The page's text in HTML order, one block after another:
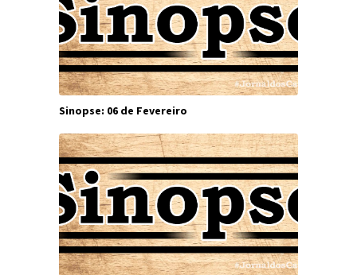
Sinopse: 06 de Fevereiro